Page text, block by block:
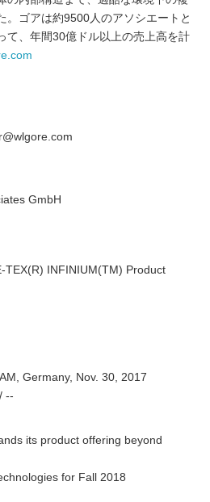
。ゴアは約9500人のアソシエートと
て、年間30億ドル以上の売上高を計
GmbH
TEX(R) INFINIUM(TM) Product
Germany, Nov. 30, 2017
--
its product offering beyond
for Fall 2018